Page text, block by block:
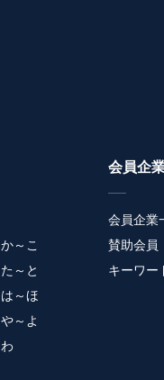
か～こ
た～と
は～ほ
や～よ
わ
会員企
会員企業
賛助会員
キーワー